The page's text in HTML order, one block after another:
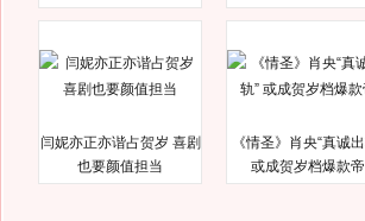
闫妮亦正亦谐占贺岁 喜剧
也要颜值担当
《情圣》肖央“真诚
或成贺岁档爆款帝